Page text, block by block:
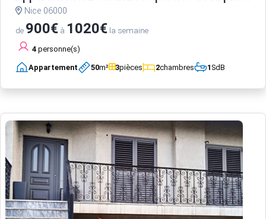
Nice 06000
de 900€ à 1020€ la semaine
4 personne(s)
Appartement 50m² 3pièces 2chambres 1SdB